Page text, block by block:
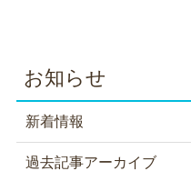
お知らせ
新着情報
過去記事アーカイブ